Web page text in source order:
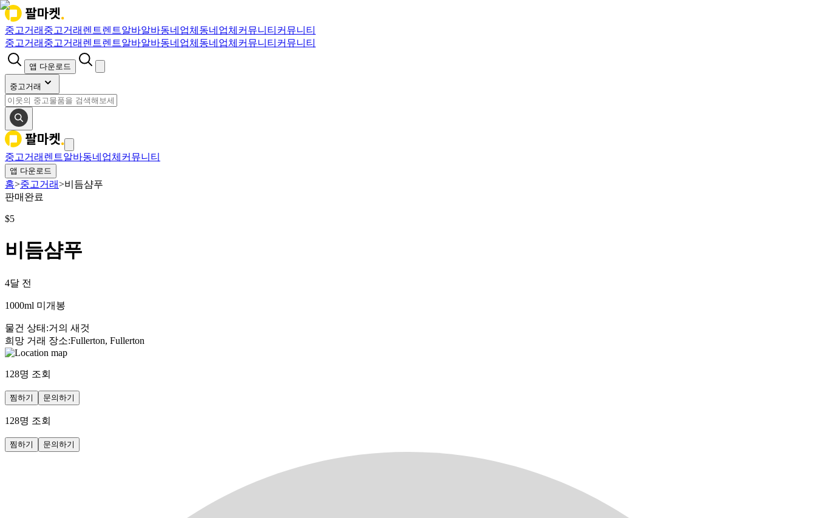
중고거래 중고거래 렌트렌트알바알바동네업체 동네업체 커뮤니티 커뮤니티
중고거래 중고거래 렌트렌트알바알바동네업체 동네업체 커뮤니티 커뮤니티
앱 다운로드
중고거래
중고거래 렌트알바동네업체 커뮤니티
앱 다운로드
홈>중고거래>비듬샴푸
판매완료
$5
비듬샴푸
4달 전
1000ml 미개봉
물건 상태 :거의 새것
희망 거래 장소:Fullerton, Fullerton
128명 조회
찜하기 문의하기
128명 조회
찜하기 문의하기